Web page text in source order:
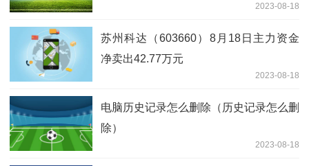
2023-08-18
苏州科达（603660）8月18日主力资金
净卖出42.77万元
2023-08-18
电脑历史记录怎么删除（历史记录怎么删
除）
2023-08-18